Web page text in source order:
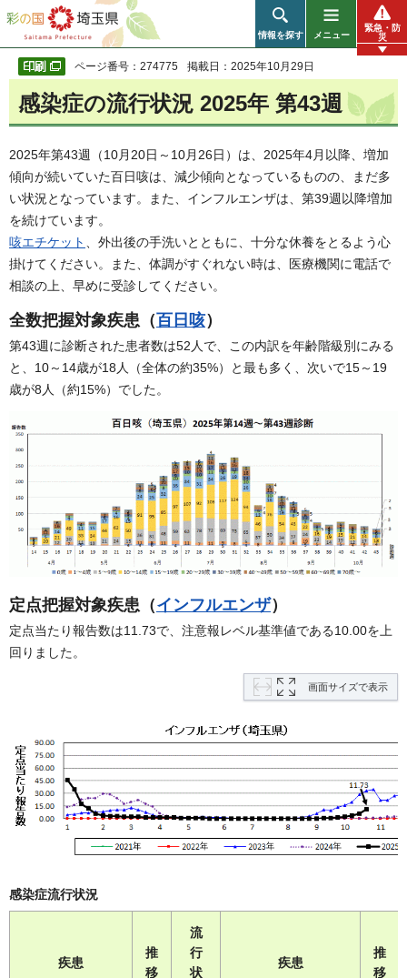
彩の国 埼玉県
情報を探す メニュー
緊急・防
災
ページ番号：274775 掲載日：2025年10月29日
感染症の流行状況 2025年 第43週
2025年第43週（10月20日～10月26日）は、2025年4月以降、増加
傾向が続いていた百日咳は、減少傾向となっているものの、まだ多
い状況となっています。また、インフルエンザは、第39週以降増加
を続けています。
咳エチケット
、外出後の手洗いとともに、十分な休養をとるよう心
掛けてください。また、体調がすぐれない時は、医療機関に電話で
相談の上、早めに受診してください。
全数把握対象疾患（百日咳）
第43週に診断された患者数は52人で、この内訳を年齢階級別にみる
と、10～14歳が18人（全体の約35%）と最も多く、次いで15～19
歳が8人（約15%）でした。
定点把握対象疾患（インフルエンザ）
定点当たり報告数は11.73で、注意報レベル基準値である10.00を上
回りました。
画面サイズで表示
感染症流行状況
疾患
推
移
流
行
状
疾患
推
移